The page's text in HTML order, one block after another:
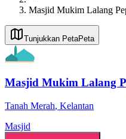
Masjid Mukim Lalang
Tunjukkan PetaPeta
Masjid Mukim Lalang
Tanah Merah, Kelantan
Masjid